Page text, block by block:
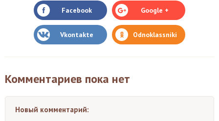
Facebook Google +
Vkontakte Odnoklassniki
Комментариев пока нет
Новый комментарий: